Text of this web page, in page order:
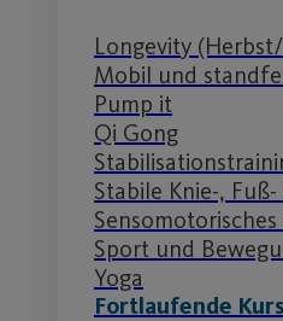
Longevity
Mobil und
Pump it
Qi Gong
Stabile Knie-,
Sport und
Yoga
Fortlaufende